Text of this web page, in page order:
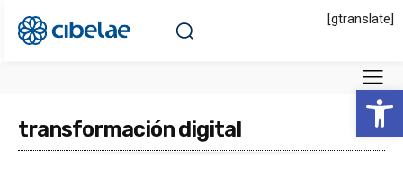
Abrir
[gtranslate]
transformación digital